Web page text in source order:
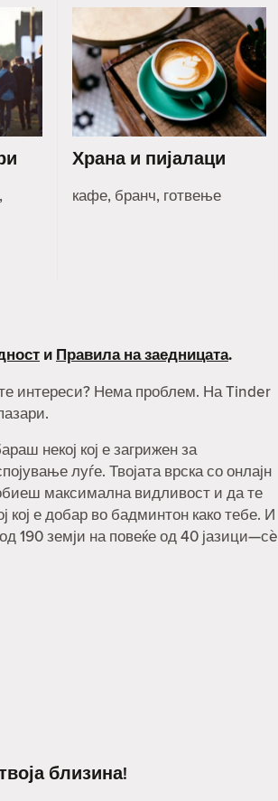
Храна и пијалаци
кафе, бранч, готвење
и Правила на заедницата.
интереси? Нема проблем. На Tinder
некој кој е загрижен за
луѓе. Твојата врска со онлајн
максимална видливост и да те
кој е добар во бадминтон како тебе. И
190 земји на повеќе од 40 јазици—сè
близина!